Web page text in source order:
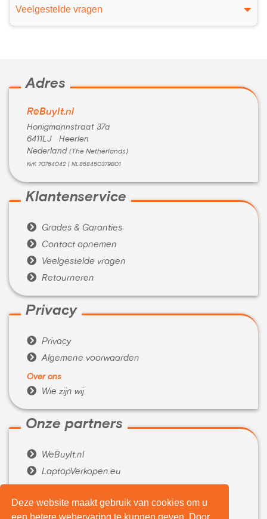
Deze website maakt gebruik van cookies om u
een betere webervaring te kunnen geven. Door
Veelgestelde vragen
Adres
ReBuyIt.nl
Honigmannstraat 37a
6411LJ Heerlen
Nederland (The Netherlands)
KvK 70764042 | NL858450379B01
Klantenservice
 Grades & Garanties
 Contact opnemen
 Veelgestelde vragen
 Retourneren
Privacy
 Privacy
 Algemene voorwaarden
Over ons
 Wie zijn wij
Onze partners
 WeBuyIt.nl
 LaptopVerkopen.eu
